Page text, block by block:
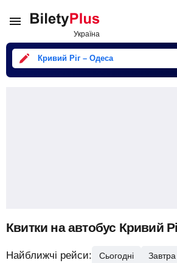
Кривий Ріг – Одеса
Квитки на автобус Кривий
Найближчі рейси: Сьогодні Завтра